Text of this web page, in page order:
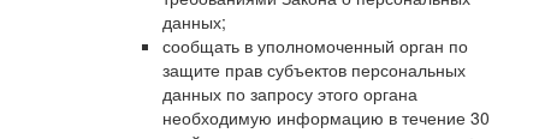
данных;
сообщать в уполномоченный орган по
защите прав субъектов персональных
данных по запросу этого органа
необходимую информацию в течение 30